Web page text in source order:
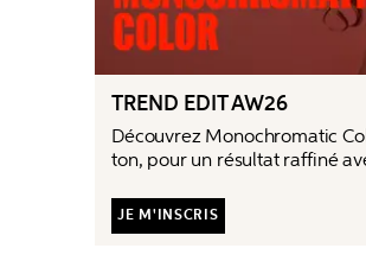
TREND EDIT AW26
Découvrez Monochromatic
ton, pour un résultat raffiné
JE M'INSCRIS